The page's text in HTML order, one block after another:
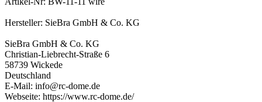
Hersteller: SieBra GmbH & Co. KG
SieBra GmbH & Co. KG
Christian-Liebrecht-Straße 6
58739 Wickede
Deutschland
E-Mail: info@rc-dome.de
Webseite: https://www.rc-dome.de/